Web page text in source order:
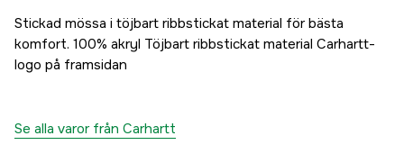
Stickad mössa i töjbart ribbstickat material för bästa
komfort. 100% akryl Töjbart ribbstickat material Carhartt-
logo på framsidan
Se alla varor från Carhartt